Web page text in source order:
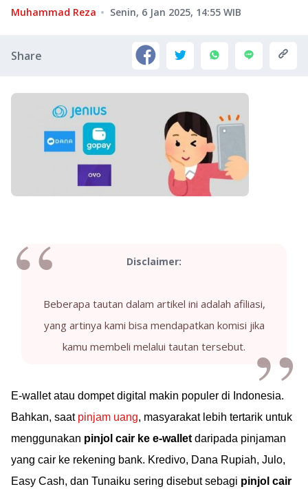
Muhammad Reza Senin, 6 Jan 2025, 14:55 WIB
Share
Disclaimer:
Beberapa tautan dalam artikel ini adalah afiliasi,
yang artinya kami bisa mendapatkan komisi jika
kamu membeli melalui tautan tersebut.
E-wallet atau dompet digital makin populer di Indonesia.
Bahkan, saat pinjam uang, masyarakat lebih tertarik untuk
menggunakan pinjol cair ke e-wallet daripada pinjaman
yang cair ke rekening bank. Kredivo, Dana Rupiah, Julo,
Easy Cash, dan Tunaiku sering disebut sebagi pinjol cair